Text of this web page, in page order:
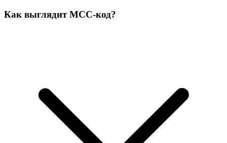
Как выглядит MCC-код?